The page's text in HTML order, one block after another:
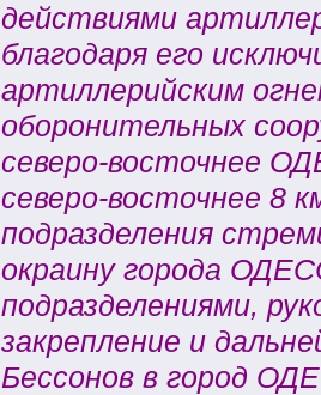
действиями
благодаря его
артиллерийским
оборонительных
северо-восточнее
северо-восточнее 8
подразделения
окраину города
подразделениями,
закрепление и
Бессонов в город